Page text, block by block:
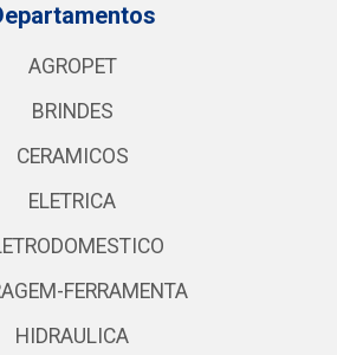
AGROPET
BRINDES
CERAMICOS
ELETRICA
FERRAMENTA
HIDRAULICA